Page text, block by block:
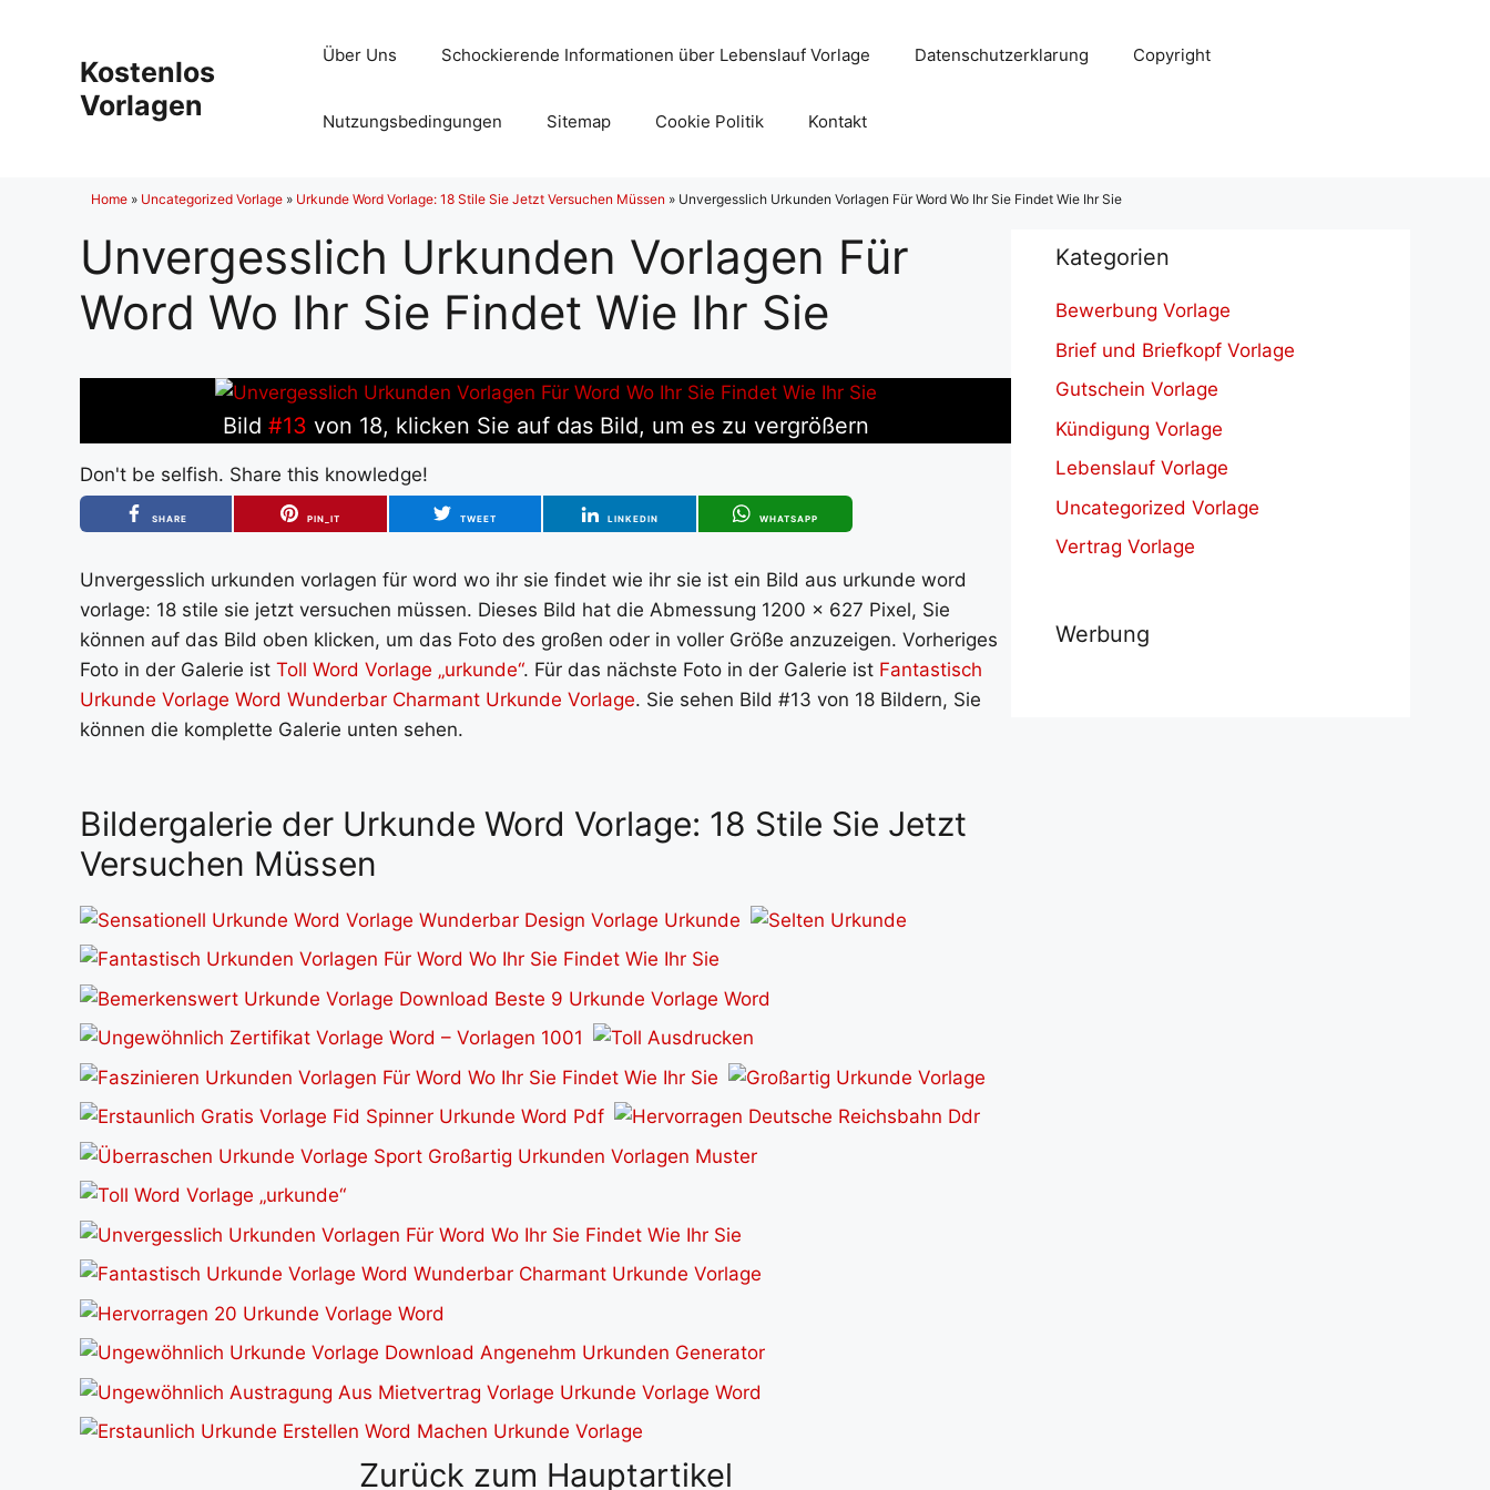
Kostenlos
Vorlagen
Über Uns Schockierende Informationen über Lebenslauf Vorlage Datenschutzerklarung Copyright
Nutzungsbedingungen Sitemap Cookie Politik Kontakt
Home » Uncategorized Vorlage » Urkunde Word Vorlage: 18 Stile Sie Jetzt Versuchen Müssen » Unvergesslich Urkunden Vorlagen Für Word Wo Ihr Sie Findet Wie Ihr Sie
Unvergesslich Urkunden Vorlagen Für
Word Wo Ihr Sie Findet Wie Ihr Sie
Bild #13 von 18, klicken Sie auf das Bild, um es zu vergrößern
Don't be selfish. Share this knowledge!
SHARE PIN_IT TWEET LINKEDIN WHATSAPP
Unvergesslich urkunden vorlagen für word wo ihr sie findet wie ihr sie ist ein Bild aus urkunde word
vorlage: 18 stile sie jetzt versuchen müssen. Dieses Bild hat die Abmessung 1200 x 627 Pixel, Sie
können auf das Bild oben klicken, um das Foto des großen oder in voller Größe anzuzeigen. Vorheriges
Foto in der Galerie ist Toll Word Vorlage „urkunde“. Für das nächste Foto in der Galerie ist Fantastisch
Urkunde Vorlage Word Wunderbar Charmant Urkunde Vorlage. Sie sehen Bild #13 von 18 Bildern, Sie
können die komplette Galerie unten sehen.
Bildergalerie der Urkunde Word Vorlage: 18 Stile Sie Jetzt
Versuchen Müssen
Zurück zum Hauptartikel
Kategorien
Bewerbung Vorlage
Brief und Briefkopf Vorlage
Gutschein Vorlage
Kündigung Vorlage
Lebenslauf Vorlage
Uncategorized Vorlage
Vertrag Vorlage
Werbung